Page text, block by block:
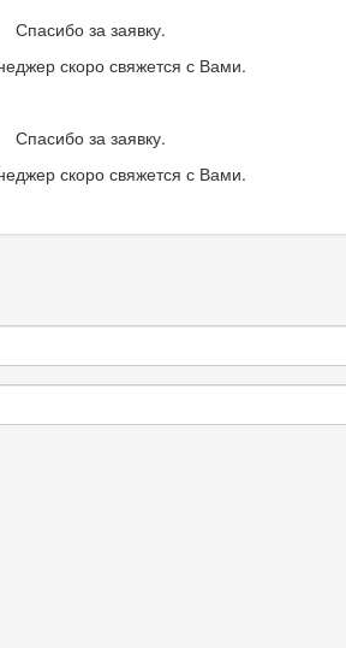
Спасибо за заявку.
скоро свяжется с Вами.
Спасибо за заявку.
скоро свяжется с Вами.